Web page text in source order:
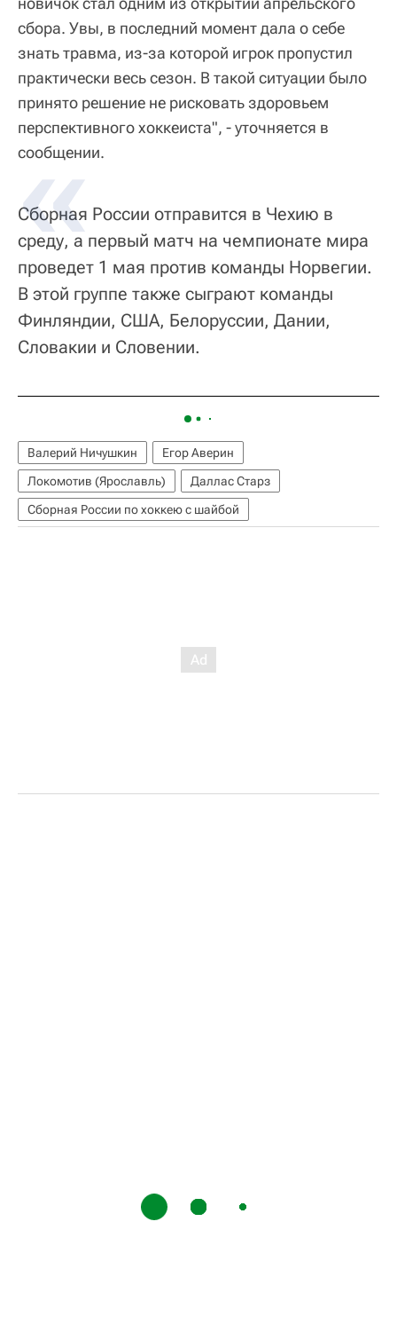
сбора. Увы, в последний момент дала о себе
знать травма, из-за которой игрок пропустил
практически весь сезон. В такой ситуации было
принято решение не рисковать здоровьем
перспективного хоккеиста", - уточняется в
сообщении.
Сборная России отправится в Чехию в
среду, а первый матч на чемпионате мира
проведет 1 мая против команды Норвегии.
В этой группе также сыграют команды
Финляндии, США, Белоруссии, Дании,
Словакии и Словении.
Валерий Ничушкин
Егор Аверин
Локомотив (Ярославль)
Даллас Старз
Сборная России по хоккею с шайбой